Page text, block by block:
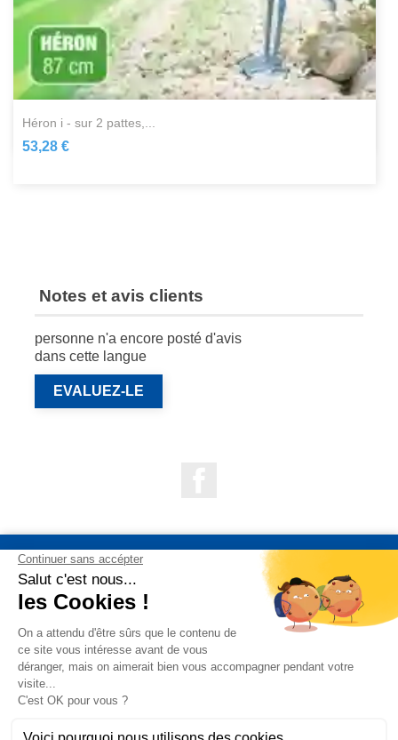
héron i - sur 2 pattes,...
53,28 €
Notes et avis clients
personne n'a encore posté d'avis
dans cette langue
EVALUEZ-LE
NOS PRODUITS
NOTRE SOCIÉTÉ 
VOTRE COMPTE
INFORMATIONS DE LA BOUTIQUE
QUESTIONS FRÉQUEMMENT POSÉES